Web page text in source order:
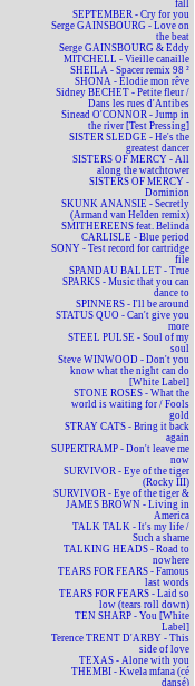
fall
SEPTEMBER - Cry for you
Serge GAINSBOURG - Love on
the beat
Serge GAINSBOURG & Eddy
MITCHELL - Vieille canaille
SHEILA - Spacer remix 98 ²
SHONA - Elodie mon rêve
Sidney BECHET - Petite fleur /
Dans les rues d'Antibes
Sinead O'CONNOR - Jump in
the river [Test Pressing]
SISTER SLEDGE - He's the
greatest dancer
SISTERS OF MERCY - All
along the watchtower
SISTERS OF MERCY -
Dominion
SKUNK ANANSIE - Secretly
(Armand van Helden remix)
SMITHEREENS feat. Belinda
CARLISLE - Blue period
SONY - Test record for cartridge
file
SPANDAU BALLET - True
SPARKS - Music that you can
dance to
SPINNERS - I'll be around
STATUS QUO - Can't give you
more
STEEL PULSE - Soul of my
soul
Steve WINWOOD - Don't you
know what the night can do
[White Label]
STONE ROSES - What the
world is waiting for / Fools
gold
STRAY CATS - Bring it back
again
SUPERTRAMP - Don't leave me
now
SURVIVOR - Eye of the tiger
(Rocky III)
SURVIVOR - Eye of the tiger &
JAMES BROWN - Living in
America
TALK TALK - It's my life /
Such a shame
TALKING HEADS - Road to
nowhere
TEARS FOR FEARS - Famous
last words
TEARS FOR FEARS - Laid so
low (tears roll down)
TEN SHARP - You [White
Label]
Terence TRENT D'ARBY - This
side of love
TEXAS - Alone with you
THEMBI - Kwela mfana (cé
dansé)